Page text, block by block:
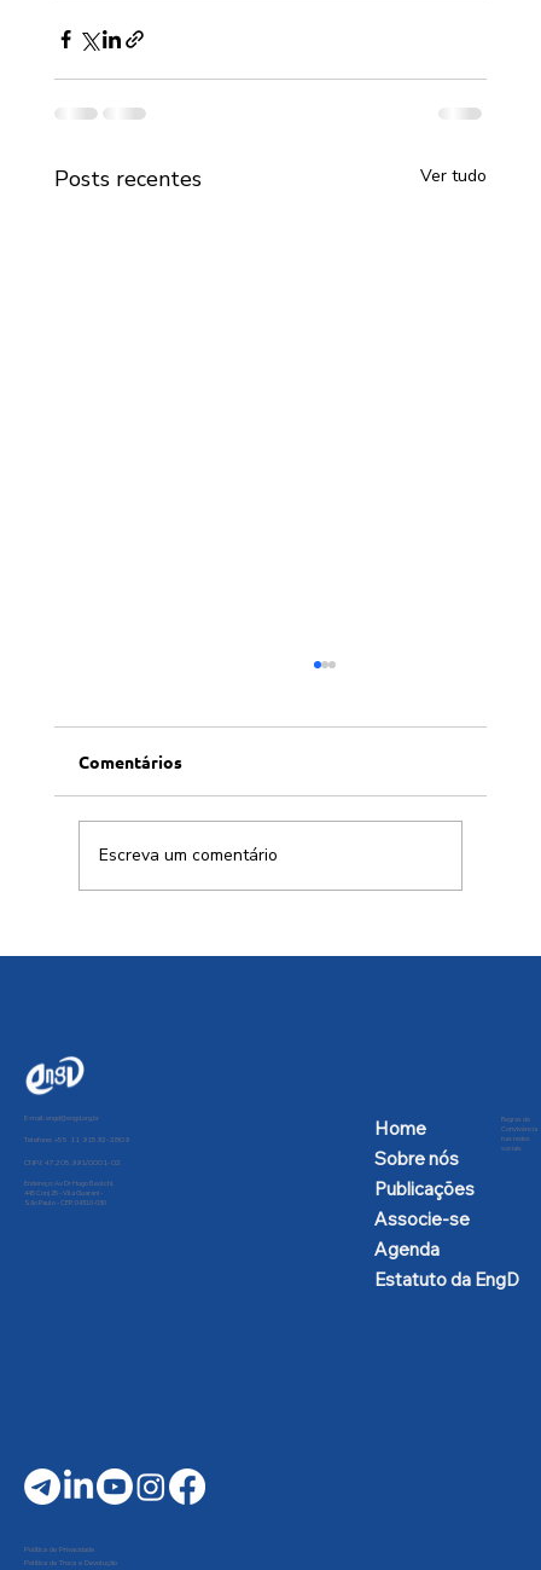
Posts recentes Ver tudo
Comentários
Escreva um comentário
E-mail:engd@engd.org.br
Telefone: +55 11 91592-2809
CNPJ: 47.205.991/0001-02
Endereço: Av Dr Hugo Beolchi,
445 Conj 25 - Vila Guarani -
São Paulo - CEP: 04310-030
Home
Sobre nós
Publicações
Associe-se
Agenda
Estatuto da EngD
Regras de
Convivência
nas redes
sociais
Política de Privacidade
Política de Troca e Devolução